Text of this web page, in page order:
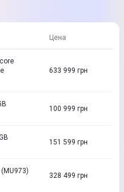
Цена
633 999 грн
100 999 грн
151 599 грн
328 499 грн